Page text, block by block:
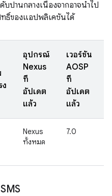
ปานกลางเนื่องจากอาจนำไป
ธิ์ของแอปพลิเคชันได้
ง
อุปกรณ์
Nexus
ที่
อัปเดต
แล้ว
เวอร์ชัน
AOSP
ที่
อัปเดต
แล้ว
Nexus
ทั้งหมด
7.0